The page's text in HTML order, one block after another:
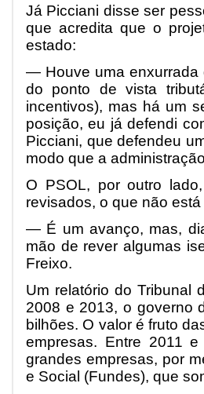
Já Picciani disse ser
que acredita que o
estado:
— Houve uma enxurrada
do ponto de vista
incentivos), mas há um
posição, eu já defendi
Picciani, que defendeu
modo que a
O PSOL, por outro
revisados, o que não
— É um avanço, mas,
mão de rever algumas
Freixo.
Um relatório do Tribunal
2008 e 2013, o governo
bilhões. O valor é fruto
empresas. Entre 2011
grandes empresas, por
e Social (Fundes), que